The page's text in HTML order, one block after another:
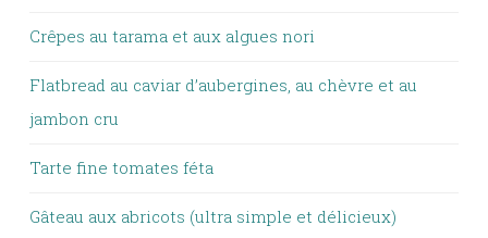
Crêpes au tarama et aux algues nori
Flatbread au caviar d’aubergines, au chèvre et au
jambon cru
Tarte fine tomates féta
Gâteau aux abricots (ultra simple et délicieux)